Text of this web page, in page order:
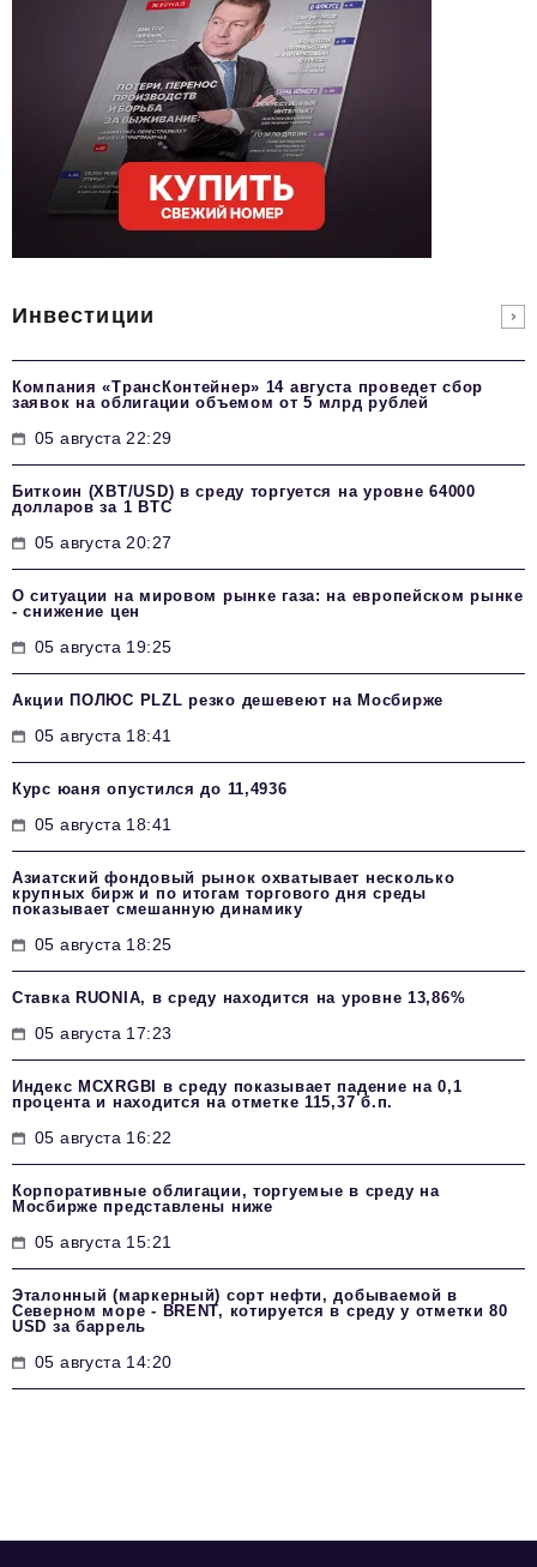
Инвестиции
Компания «ТрансКонтейнер» 14 августа проведет сбор
заявок на облигации объемом от 5 млрд рублей
05 августа 22:29
Биткоин (XBT/USD) в среду торгуется на уровне 64000
долларов за 1 BTC
05 августа 20:27
О ситуации на мировом рынке газа: на европейском рынке
- снижение цен
05 августа 19:25
Акции ПОЛЮС PLZL резко дешевеют на Мосбирже
05 августа 18:41
Курс юаня опустился до 11,4936
05 августа 18:41
Азиатский фондовый рынок охватывает несколько
крупных бирж и по итогам торгового дня среды
показывает смешанную динамику
05 августа 18:25
Ставка RUONIA, в среду находится на уровне 13,86%
05 августа 17:23
Индекс MCXRGBI в среду показывает падение на 0,1
процента и находится на отметке 115,37 б.п.
05 августа 16:22
Корпоративные облигации, торгуемые в среду на
Мосбирже представлены ниже
05 августа 15:21
Эталонный (маркерный) сорт нефти, добываемой в
Северном море - BRENT, котируется в среду у отметки 80
USD за баррель
05 августа 14:20